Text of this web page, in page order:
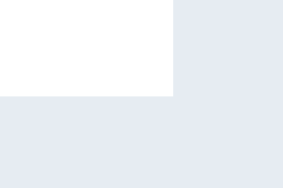
Scuole Italiane nel Mondo)
ha conferito l’onorificenza di